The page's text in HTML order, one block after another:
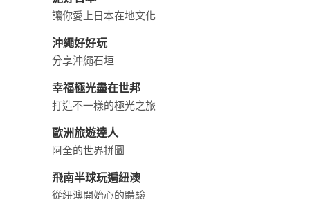
泥好日本
讓你愛上日本在地文化
沖繩好好玩
分享沖繩石垣
幸福極光盡在世邦
打造不一樣的極光之旅
歐洲旅遊達人
阿全的世界拼圖